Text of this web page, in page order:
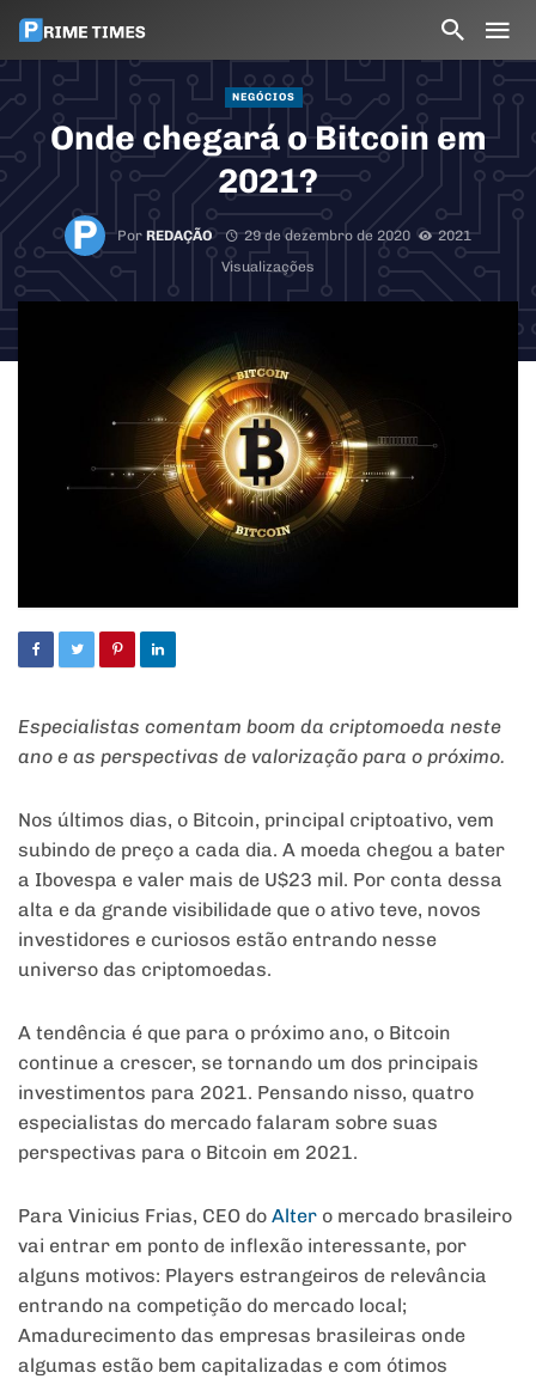
NEGÓCIOS
Onde chegará o Bitcoin em
2021?
PorREDAÇÃO 29 de dezembro de 2020
2021
Visualizações
Especialistas comentam boom da criptomoeda neste
ano e as perspectivas de valorização para o próximo.
Nos últimos dias, o Bitcoin, principal criptoativo, vem
subindo de preço a cada dia. A moeda chegou a bater
a Ibovespa e valer mais de U$23 mil. Por conta dessa
alta e da grande visibilidade que o ativo teve, novos
investidores e curiosos estão entrando nesse
universo das criptomoedas.
A tendência é que para o próximo ano, o Bitcoin
continue a crescer, se tornando um dos principais
investimentos para 2021. Pensando nisso, quatro
especialistas do mercado falaram sobre suas
perspectivas para o Bitcoin em 2021.
Para Vinicius Frias, CEO do Alter o mercado brasileiro
vai entrar em ponto de inflexão interessante, por
alguns motivos: Players estrangeiros de relevância
entrando na competição do mercado local;
Amadurecimento das empresas brasileiras onde
algumas estão bem capitalizadas e com ótimos